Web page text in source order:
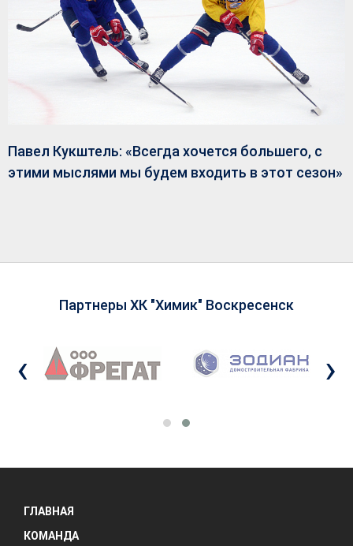
Павел Кукштель: «Всегда хочется большего, с
этими мыслями мы будем входить в этот сезон»
Партнеры ХК "Химик" Воскресенск
‹ ›
ГЛАВНАЯ
КОМАНДА